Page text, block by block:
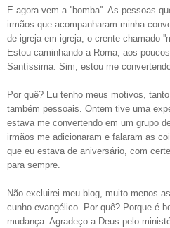
E agora vem a ''bomba''. As pessoas
irmãos que acompanharam minha
de igreja em igreja, o crente chamado
Estou caminhando a Roma, aos
Santíssima. Sim, estou me
Por quê? Eu tenho meus motivos,
também pessoais. Ontem tive uma
estava me convertendo em um grupo
irmãos me adicionaram e falaram as
que eu estava de aniversário, com
para sempre.
Não excluirei meu blog, muito menos
cunho evangélico. Por quê? Porque é
mudança. Agradeço a Deus pelo